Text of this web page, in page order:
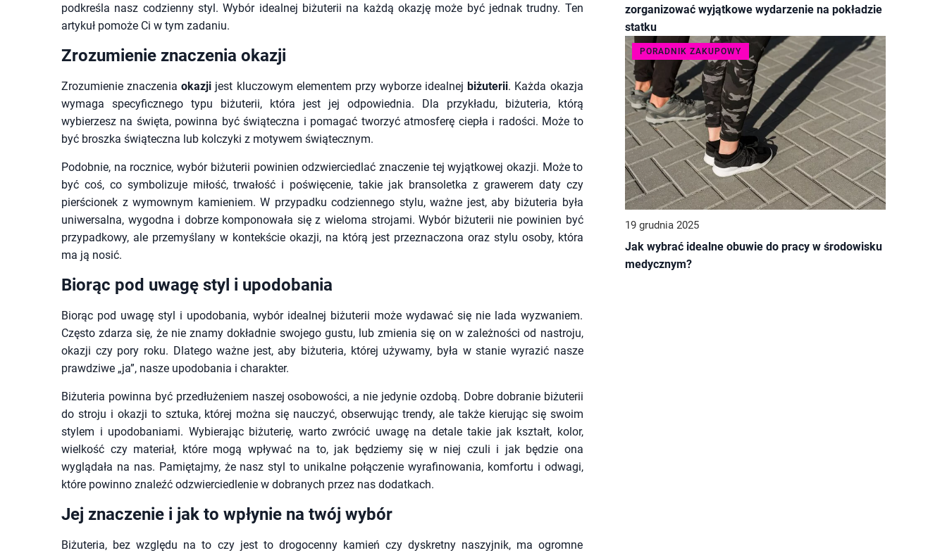
podkreśla nasz codzienny styl. Wybór idealnej biżuterii na każdą okazję może być jednak trudny. Ten
artykuł pomoże Ci w tym zadaniu.
Zrozumienie znaczenia okazji
Zrozumienie znaczeniaokazji jest kluczowym elementem przy wyborze idealnej biżuterii. Każda okazja
wymaga specyficznego typu biżuterii, która jest jej odpowiednia. Dla przykładu, biżuteria, którą
wybierzesz na święta, powinna być świąteczna i pomagać tworzyć atmosferę ciepła i radości. Może to
być broszka świąteczna lub kolczyki z motywem świątecznym.
Podobnie, na rocznice, wybór biżuterii powinien odzwierciedlać znaczenie tej wyjątkowej okazji. Może to
być coś, co symbolizuje miłość, trwałość i poświęcenie, takie jak bransoletka z grawerem daty czy
pierścionek z wymownym kamieniem. W przypadku codziennego stylu, ważne jest, aby biżuteria była
uniwersalna, wygodna i dobrze komponowała się z wieloma strojami. Wybór biżuterii nie powinien być
przypadkowy, ale przemyślany w kontekście okazji, na którą jest przeznaczona oraz stylu osoby, która
ma ją nosić.
Biorąc pod uwagę styl i upodobania
Biorąc pod uwagę styl i upodobania, wybór idealnej biżuterii może wydawać się nie lada wyzwaniem.
Często zdarza się, że nie znamy dokładnie swojego gustu, lub zmienia się on w zależności od nastroju,
okazji czy pory roku. Dlatego ważne jest, aby biżuteria, której używamy, była w stanie wyrazić nasze
prawdziwe „ja”, nasze upodobania i charakter.
Biżuteria powinna być przedłużeniem naszej osobowości, a nie jedynie ozdobą. Dobre dobranie biżuterii
do stroju i okazji to sztuka, której można się nauczyć, obserwując trendy, ale także kierując się swoim
stylem i upodobaniami. Wybierając biżuterię, warto zwrócić uwagę na detale takie jak kształt, kolor,
wielkość czy materiał, które mogą wpływać na to, jak będziemy się w niej czuli i jak będzie ona
wyglądała na nas. Pamiętajmy, że nasz styl to unikalne połączenie wyrafinowania, komfortu i odwagi,
które powinno znaleźć odzwierciedlenie w dobranych przez nas dodatkach.
Jej znaczenie i jak to wpłynie na twój wybór
Biżuteria, bez względu na to czy jest to drogocenny kamień czy dyskretny naszyjnik, ma ogromne
zorganizować wyjątkowe wydarzenie na pokładzie
statku
PORADNIK ZAKUPOWY
19 grudnia 2025
Jak wybrać idealne obuwie do pracy w środowisku
medycznym?